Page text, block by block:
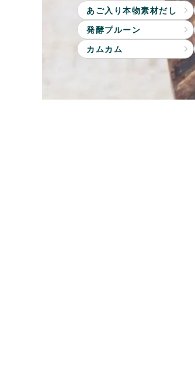
あご入り本物素材だし
発酵プルーン
カムカム